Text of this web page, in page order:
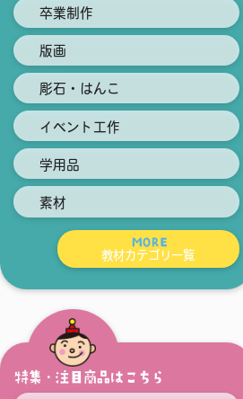
卒業制作
版画
彫石・はんこ
イベント工作
学用品
素材
MORE
教材カテゴリ一覧
特集・注目商品はこちら